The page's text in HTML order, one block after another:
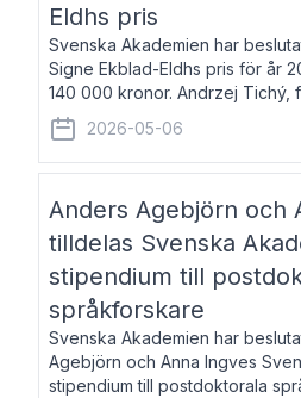
Eldhs pris
Svenska Akademien har
Signe Ekblad-Eldhs pris för år
140 000 kronor. Andrzej Tichý,
och kulturskribent. Han
lovordade romanen Sex liter l
2026-05-06
Anders Agebjörn och
tilldelas Svenska
stipendium till
språkforskare
Svenska Akademien har
Agebjörn och Anna Ingves
stipendium till postdoktorala